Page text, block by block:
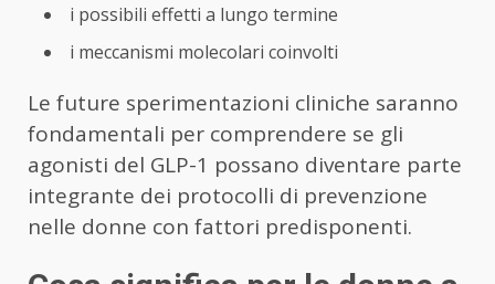
i possibili effetti a lungo termine
i meccanismi molecolari coinvolti
Le future sperimentazioni cliniche saranno
fondamentali per comprendere se gli
agonisti del GLP-1 possano diventare parte
integrante dei protocolli di prevenzione
nelle donne con fattori predisponenti.